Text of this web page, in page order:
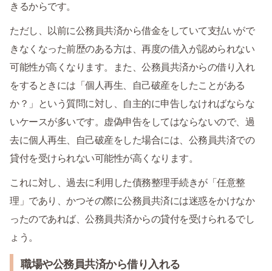
きるからです。
ただし、以前に公務員共済から借金をしていて支払いがで
きなくなった前歴のある方は、再度の借入が認められない
可能性が高くなります。また、公務員共済からの借り入れ
をするときには「個人再生、自己破産をしたことがある
か？」という質問に対し、自主的に申告しなければならな
いケースが多いです。虚偽申告をしてはならないので、過
去に個人再生、自己破産をした場合には、公務員共済での
貸付を受けられない可能性が高くなります。
これに対し、過去に利用した債務整理手続きが「任意整
理」であり、かつその際に公務員共済には迷惑をかけなか
ったのであれば、公務員共済からの貸付を受けられるでし
ょう。
職場や公務員共済から借り入れる